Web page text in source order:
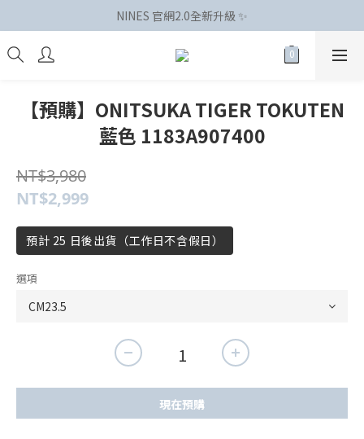
NINES 官網2.0全新升級 ✨
【預購】ONITSUKA TIGER TOKUTEN
藍色 1183A907400
NT$3,980
NT$2,999
預計 25 日後出貨（工作日不含假日）
選項
現在預購